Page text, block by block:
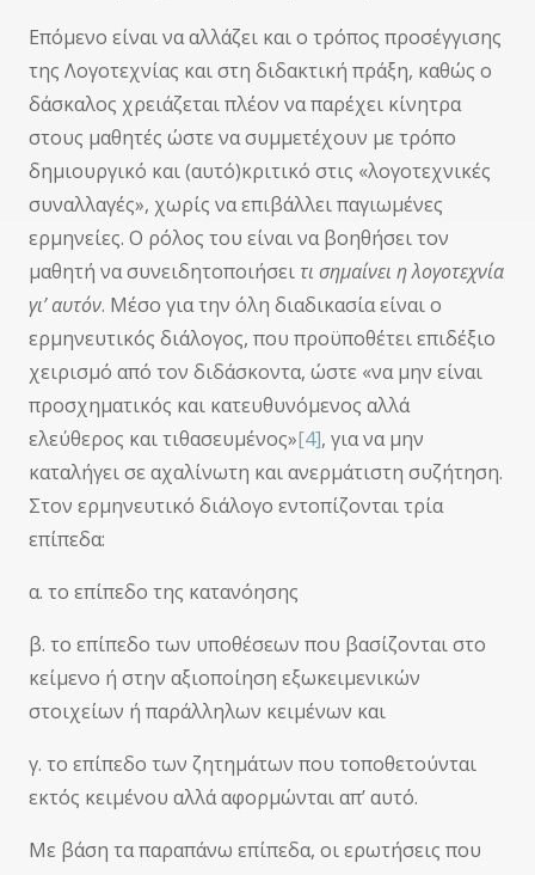
Επόμενο είναι να αλλάζει και ο τρόπος προσέγγισης
της Λογοτεχνίας και στη διδακτική πράξη, καθώς ο
δάσκαλος χρειάζεται πλέον να παρέχει κίνητρα
στους μαθητές ώστε να συμμετέχουν με τρόπο
δημιουργικό και (αυτό)κριτικό στις «λογοτεχνικές
συναλλαγές», χωρίς να επιβάλλει παγιωμένες
ερμηνείες. Ο ρόλος του είναι να βοηθήσει τον
μαθητή να συνειδητοποιήσει τι σημαίνει η λογοτεχνία
γι’ αυτόν. Μέσο για την όλη διαδικασία είναι ο
ερμηνευτικός διάλογος, που προϋποθέτει επιδέξιο
χειρισμό από τον διδάσκοντα, ώστε «να μην είναι
προσχηματικός και κατευθυνόμενος αλλά
ελεύθερος και τιθασευμένος»[4], για να μην
καταλήγει σε αχαλίνωτη και ανερμάτιστη συζήτηση.
Στον ερμηνευτικό διάλογο εντοπίζονται τρία
επίπεδα:
α. το επίπεδο της κατανόησης
β. το επίπεδο των υποθέσεων που βασίζονται στο
κείμενο ή στην αξιοποίηση εξωκειμενικών
στοιχείων ή παράλληλων κειμένων και
γ. το επίπεδο των ζητημάτων που τοποθετούνται
εκτός κειμένου αλλά αφορμώνται απ’ αυτό.
Με βάση τα παραπάνω επίπεδα, οι ερωτήσεις που